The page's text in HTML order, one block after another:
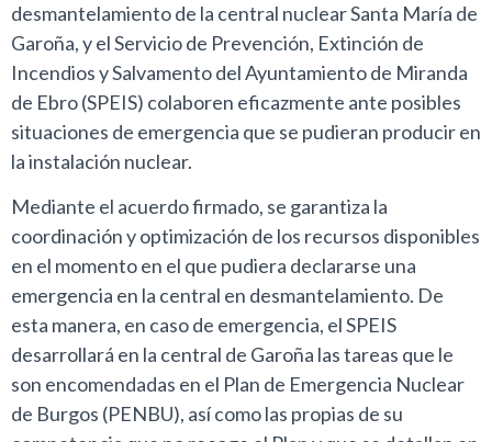
desmantelamiento de la central nuclear Santa María de
Garoña, y el Servicio de Prevención, Extinción de
Incendios y Salvamento del Ayuntamiento de Miranda
de Ebro (SPEIS) colaboren eficazmente ante posibles
situaciones de emergencia que se pudieran producir en
la instalación nuclear.
Mediante el acuerdo firmado, se garantiza la
coordinación y optimización de los recursos disponibles
en el momento en el que pudiera declararse una
emergencia en la central en desmantelamiento. De
esta manera, en caso de emergencia, el SPEIS
desarrollará en la central de Garoña las tareas que le
son encomendadas en el Plan de Emergencia Nuclear
de Burgos (PENBU), así como las propias de su